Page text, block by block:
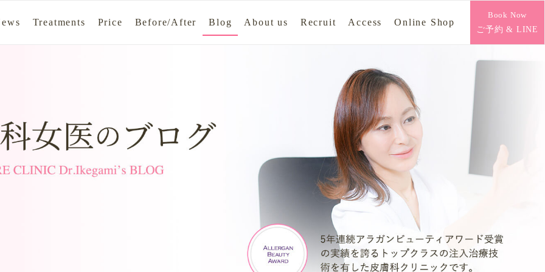
Treatments Price Before/After Blog About us Recruit Access Online Shop
Book Now
ご予約 & LINE